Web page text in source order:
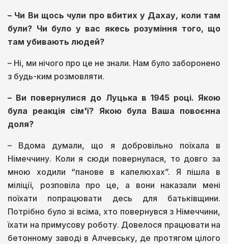
– Чи Ви щось чули про вбитих у Дахау, коли там
були? Чи було у вас якесь розуміння того, що
там убивають людей?
– Ні, ми нічого про це не знали. Нам було заборонено
з будь-ким розмовляти.
– Ви повернулися до Луцька в 1945 році. Якою
була реакція сім'ї? Якою була Ваша повоєнна
доля?
– Вдома думали, що я добровільно поїхала в
Німеччину. Коли я сюди повернулася, то довго за
мною ходили “панове в капелюхах”. Я пішла в
міліції, розповіла про це, а вони наказали мені
поїхати попрацювати десь для батьківщини.
Потрібно було зі всіма, хто повернувся з Німеччини,
їхати на примусову роботу. Довелося працювати на
бетонному заводі в Алчевську, де протягом цілого